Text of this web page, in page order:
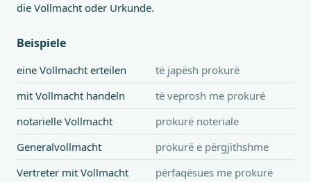
die Vollmacht oder Urkunde.
Beispiele
eine Vollmacht erteilen
të japësh prokurë
mit Vollmacht handeln
të veprosh me prokurë
notarielle Vollmacht
prokurë noteriale
Generalvollmacht
prokurë e përgjithshme
Vertreter mit Vollmacht
përfaqësues me prokurë